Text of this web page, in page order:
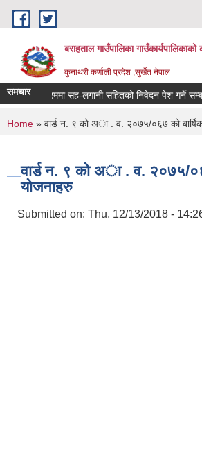
Skip to main content
बराहताल गाउँपालिका गाउँकार्यपालिकाको
कुनाथरी कर्णाली प्रदेश ,सुर्खेत नेपाल
समचार
कार्यक्रममा सह-लगानी सहितको निवेदन पेश गर्ने
You are here
Home » वार्ड न. ९ को अा . व. २०७५/०६७ को
वार्ड न. ९ को अा . व. २०७५/
योजनाहरु
Submitted on: Thu, 12/13/2018 -